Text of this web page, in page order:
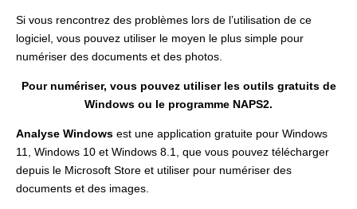
Si vous rencontrez des problèmes lors de l’utilisation de ce
logiciel, vous pouvez utiliser le moyen le plus simple pour
numériser des documents et des photos.
Pour numériser, vous pouvez utiliser les outils gratuits de
Windows ou le programme NAPS2.
Analyse Windows est une application gratuite pour Windows
11, Windows 10 et Windows 8.1, que vous pouvez télécharger
depuis le Microsoft Store et utiliser pour numériser des
documents et des images.